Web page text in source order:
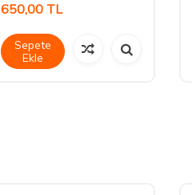
650,00 TL
Sepete
Ekle